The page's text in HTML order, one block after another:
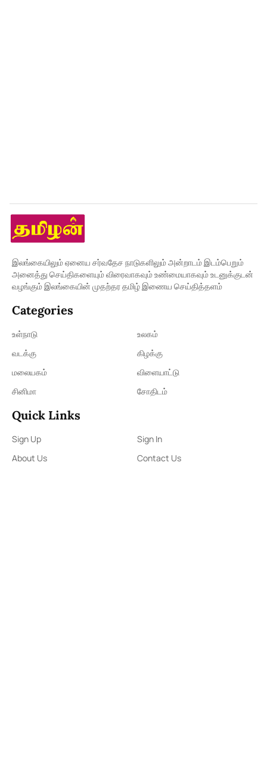
இலங்கையிலும் ஏனைய சர்வதேச நாடுகளிலும் அன்றாடம் இடம்பெறும்
அனைத்து செய்திகளையும் விரைவாகவும் உண்மையாகவும் உடனுக்குடன்
வழங்கும் இலங்கையின் முதற்தர தமிழ் இணைய செய்தித்தளம்
Categories
உள்நாடு
உலகம்
வடக்கு
கிழக்கு
மலையகம்
விளையாட்டு
சினிமா
சோதிடம்
Quick Links
Sign Up
Sign In
About Us
Contact Us